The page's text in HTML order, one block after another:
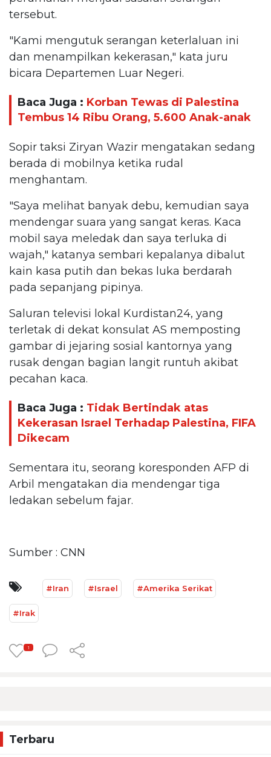
tersebut.
"Kami mengutuk serangan keterlaluan ini
dan menampilkan kekerasan," kata juru
bicara Departemen Luar Negeri.
Baca Juga : Korban Tewas di Palestina
Tembus 14 Ribu Orang, 5.600 Anak-anak
Sopir taksi Ziryan Wazir mengatakan sedang
berada di mobilnya ketika rudal
menghantam.
"Saya melihat banyak debu, kemudian saya
mendengar suara yang sangat keras. Kaca
mobil saya meledak dan saya terluka di
wajah," katanya sembari kepalanya dibalut
kain kasa putih dan bekas luka berdarah
pada sepanjang pipinya.
Saluran televisi lokal Kurdistan24, yang
terletak di dekat konsulat AS memposting
gambar di jejaring sosial kantornya yang
rusak dengan bagian langit runtuh akibat
pecahan kaca.
Baca Juga : Tidak Bertindak atas
Kekerasan Israel Terhadap Palestina, FIFA
Dikecam
Sementara itu, seorang koresponden AFP di
Arbil mengatakan dia mendengar tiga
ledakan sebelum fajar.
Sumber : CNN
#Iran #Israel #Amerika Serikat
#Irak
1
Terbaru